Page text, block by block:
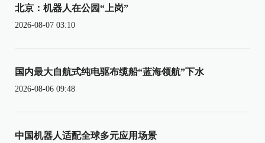
北京：机器人在公园“上岗”
2026-08-07 03:10
国内最大自航式纯电驱布缆船“蓝海领航”下水
2026-08-06 09:48
中国机器人适配全球多元应用场景